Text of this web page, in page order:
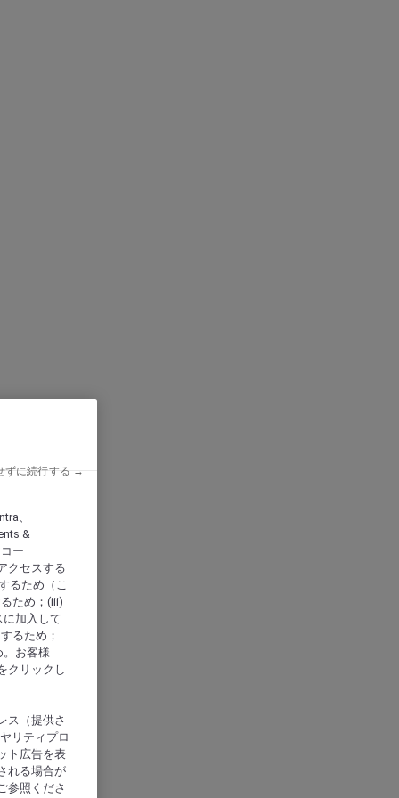
、
&
ー
クセスする
るため（こ
ため；(iii)
加入して
るため；
お客様
クリックし
ス（提供さ
リティプロ
ト広告を表
れる場合が
参照くださ
ずに続行する →